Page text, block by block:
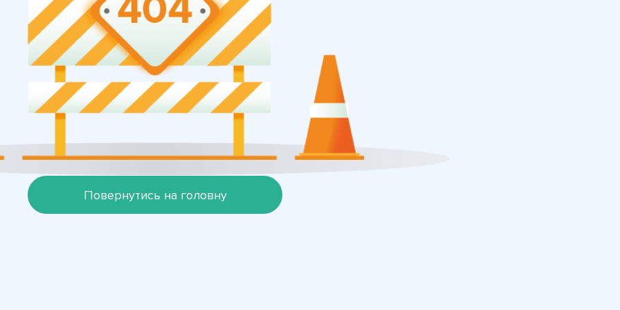
Повернутись на головну